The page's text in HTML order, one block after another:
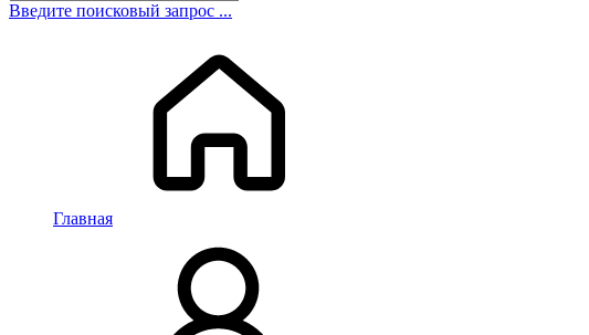
Введите поисковый запрос ...
Главная